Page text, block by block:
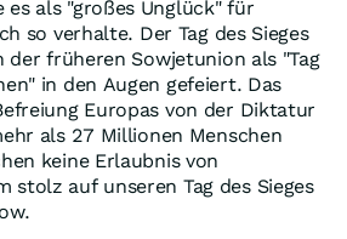
es als "großes Unglück" für
so verhalte. Der Tag des Sieges
der früheren Sowjetunion als "Tag
in den Augen gefeiert. Das
Europas von der Diktatur
als 27 Millionen Menschen
keine Erlaubnis von
stolz auf unseren Tag des Sieges